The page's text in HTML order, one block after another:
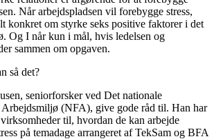
Når arbejdspladsen vil forebygge stress,
konkret om styrke seks positive faktorer i det
Og I når kun i mål, hvis ledelsen og
sammen om opgaven.
så det?
seniorforsker ved Det nationale
Arbejdsmiljø (NFA), give gode råd til. Han har
til, hvordan de kan arbejde
på temadage arrangeret af TekSam og BFA